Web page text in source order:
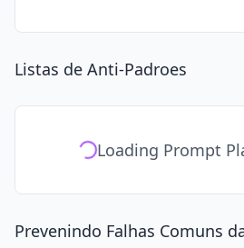
Listas de Anti-Padroes
Loading Prompt
Prevenindo Falhas Comuns